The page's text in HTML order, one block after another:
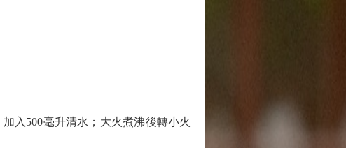
入500毫升清水；大火煮沸後轉小火